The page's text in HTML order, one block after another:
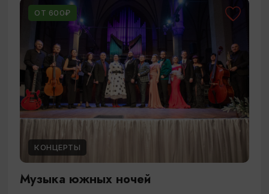
ОТ 600₽
КОНЦЕРТЫ
Музыка южных ночей